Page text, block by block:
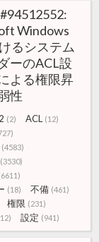
Windows
るシステム
ーのACL設
よる権限昇
性
(2) ACL (12)
(4583)
(3530)
(18) 不備 (461)
権限 (231)
設定 (941)